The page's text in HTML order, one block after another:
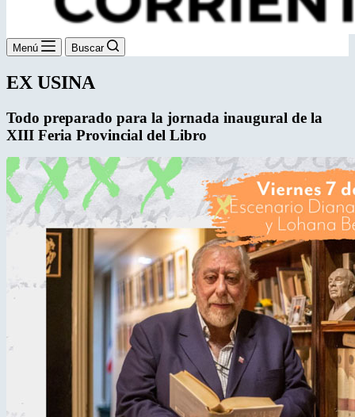
Menú Buscar
EX USINA
Todo preparado para la jornada inaugural de la
XIII Feria Provincial del Libro